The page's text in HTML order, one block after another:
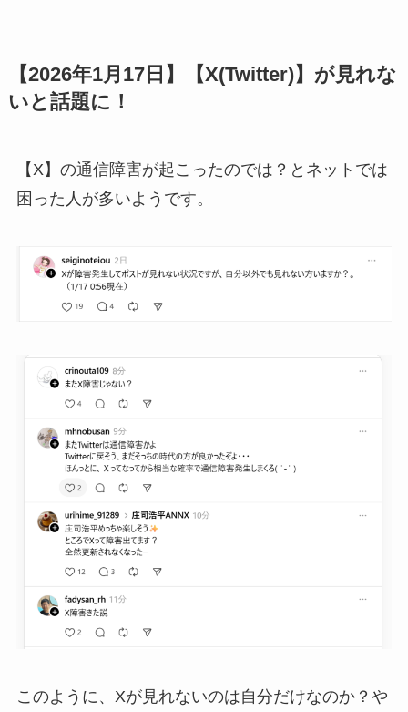
【2026年1月17日】【X(Twitter)】が見れな
いと話題に！
【X】の通信障害が起こったのでは？とネットでは
困った人が多いようです。
このように、Xが見れないのは自分だけなのか？や